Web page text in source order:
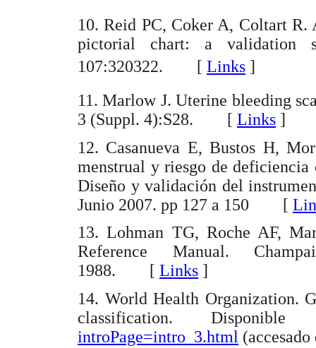
10. Reid PC, Coker A, Coltart R.
pictorial chart: a validation
107:320322. [ Links ]
11. Marlow J. Uterine bleeding
3 (Suppl. 4):S28. [ Links ]
12. Casanueva E, Bustos H,
menstrual y riesgo de
Diseño y validación del
Junio 2007. pp 127 a 150 [
13. Lohman TG, Roche AF,
Reference Manual.
1988. [ Links ]
14. World Health Organization.
classification.
introPage=intro_3.html